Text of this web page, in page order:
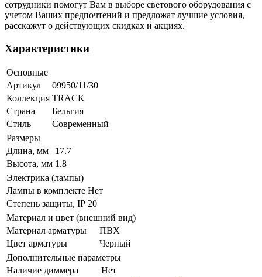
сотрудники помогут Вам в выборе светового оборудования с
учетом Ваших предпочтений и предложат лучшие условия,
расскажут о действующих скидках и акциях.
Характеристики
Основные
Артикул
09950/11/30
Коллекция TRACK
Страна
Бельгия
Стиль
Современный
Размеры
Длина, мм
17.7
Высота, мм 1.8
Электрика (лампы)
Лампы в комплекте Нет
Степень защиты, IP 20
Материал и цвет (внешний вид)
Материал арматуры
ПВХ
Цвет арматуры
Черный
Дополнительные параметры
Наличие диммера
Нет